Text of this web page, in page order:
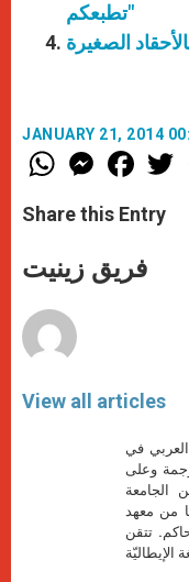
تطبعكم"
الصغيرة
JANUARY 21, 2014
W
h
t
s
p
p
M
e
s
e
g
e
F
a
e
b
o
k
Share this Entry
فريق زينيت
View all articles
العربي في
وعلى
الجامعة
من معهد
تتقن
الإيطاليّة